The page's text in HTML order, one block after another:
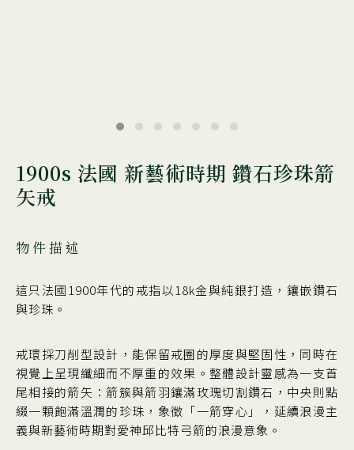
1900s 法國 新藝術時期 鑽石珍珠箭
矢戒
物件描述
這只法國1900年代的戒指以18k金與純銀打造，鑲嵌鑽石
與珍珠。
戒環採刀削型設計，能保留戒圈的厚度與堅固性，同時在
視覺上呈現纖細而不厚重的效果。整體設計靈感為一支首
尾相接的箭矢：箭簇與箭羽鑲滿玫瑰切割鑽石，中央則點
綴一顆飽滿溫潤的珍珠，象徵「一箭穿心」，延續浪漫主
義與新藝術時期對愛神邱比特弓箭的浪漫意象。